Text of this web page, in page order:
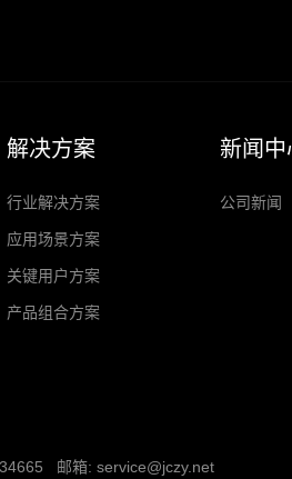
解决方案
行业解决方案
应用场景方案
关键用户方案
产品组合方案
新闻中
公司新闻
邮箱: service@jczy.net